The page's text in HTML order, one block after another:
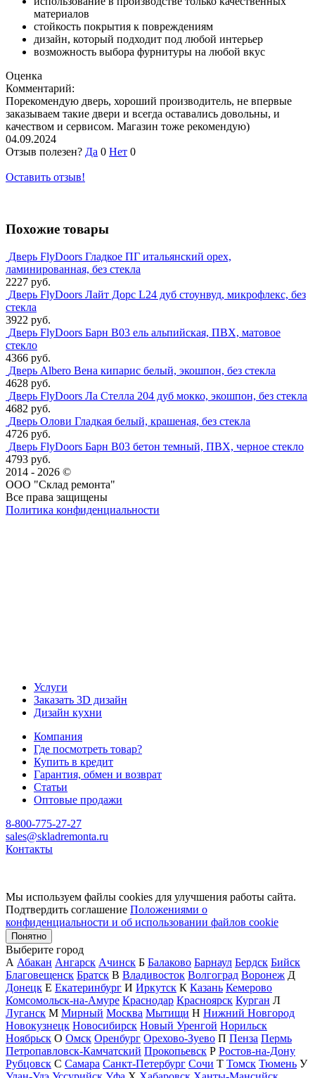
материалов
стойкость покрытия к повреждениям
дизайн, который подходит под любой интерьер
возможность выбора фурнитуры на любой вкус
Оценка
Комментарий:
Порекомендую дверь, хороший производитель, не впервые
заказываем такие двери и всегда оставались довольны, и
качеством и сервисом. Магазин тоже рекомендую)
04.09.2024
Отзыв полезен? Да 0 Нет 0
Оставить отзыв!
Похожие товары
Дверь FlyDoors Гладкое ПГ итальянский орех,
ламинированная, без стекла
2227 руб.
Дверь FlyDoors Лайт Дорс L24 дуб стоунвуд, микрофлекс, без
стекла
3922 руб.
Дверь FlyDoors Барн B03 ель альпийская, ПВХ, матовое
стекло
4366 руб.
Дверь Albero Вена кипарис белый, экошпон, без стекла
4628 руб.
Дверь FlyDoors Ла Стелла 204 дуб мокко, экошпон, без стекла
4682 руб.
Дверь Олови Гладкая белый, крашеная, без стекла
4726 руб.
Дверь FlyDoors Барн B03 бетон темный, ПВХ, черное стекло
4793 руб.
2014 - 2026 ©
ООО "Склад ремонта"
Все права защищены
Политика конфиденциальности
Услуги
Заказать 3D дизайн
Дизайн кухни
Компания
Где посмотреть товар?
Купить в кредит
Гарантия, обмен и возврат
Статьи
Оптовые продажи
8-800-775-27-27
sales@skladremonta.ru
Контакты
Мы используем файлы cookies для улучшения работы сайта.
Подтвердить соглашение Положениями о
конфиденциальности и об использовании файлов cookie
Понятно
Выберите город
А Абакан Ангарск Ачинск Б Балаково Барнаул Бердск Бийск
Благовещенск Братск В Владивосток Волгоград Воронеж Д
Донецк Е Екатеринбург И Иркутск К Казань Кемерово
Комсомольск-на-Амуре Краснодар Красноярск Курган Л
Луганск М Мирный Москва Мытищи Н Нижний Новгород
Новокузнецк Новосибирск Новый Уренгой Норильск
Ноябрьск О Омск Оренбург Орехово-Зуево П Пенза Пермь
Петропавловск-Камчатский Прокопьевск Р Ростов-на-Дону
Рубцовск С Самара Санкт-Петербург Сочи Т Томск Тюмень У